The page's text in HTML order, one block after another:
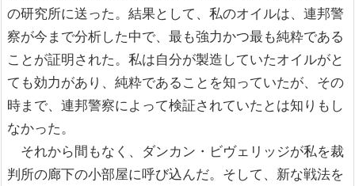
の研究所に送った。結果として、私のオイルは、連邦警
察が今まで分析した中で、最も強力かつ最も純粋である
ことが証明された。私は自分が製造していたオイルがと
ても効力があり、純粋であることを知っていたが、その
時まで、連邦警察によって検証されていたとは知りもし
なかった。
それから間もなく、ダンカン・ビヴェリッジが私を裁
判所の廊下の小部屋に呼び込んだ。そして、新な戦法を